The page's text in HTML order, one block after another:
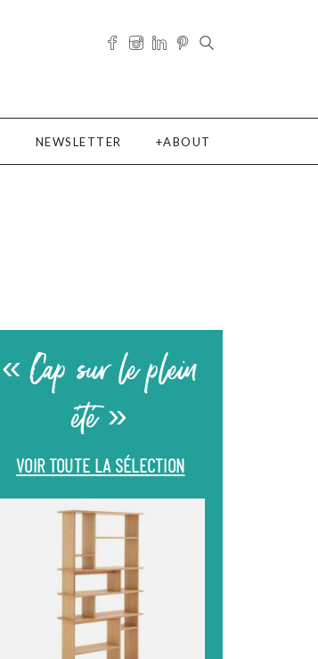
NEWSLETTER ABOUT
« Cap sur le plein
été »
VOIR TOUTE LA SÉLECTION